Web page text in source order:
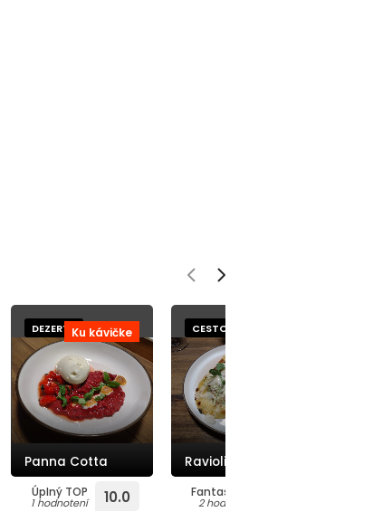
Ku kávičke
DEZERTY
Panna Cotta
Úplný TOP
1 hodnotení 10.0
CESTOVINY
Ravioli Spinaci
Fantastické
2 hodnotení